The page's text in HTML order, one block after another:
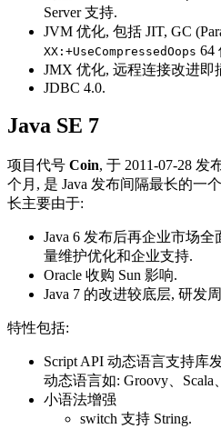
Server 支持.
JVM 优化, 包括 JIT, GC
XX:+UseCompressedOops 64
JMX 优化, 远程连接改进即
JDBC 4.0.
Java SE 7
项目代号 Coin, 于 2011-07-28 发
个月, 是 Java 发布间隔最长的一
长主要由于:
Java 6 发布后再企业市场全
量维护优化和企业支持.
Oracle 收购 Sun 影响.
Java 7 的改进较底层, 研发
特性包括:
Script API 动态语言支持库
动态语言如: Groovy、Scala
小语法增强
switch 支持 String.